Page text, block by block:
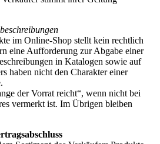
im Online-Shop stellt kein rechtlich
eine Aufforderung zur Abgabe einer
in Katalogen sowie auf
haben nicht den Charakter einer
der Vorrat reicht“, wenn nicht bei
vermerkt ist. Im Übrigen bleiben